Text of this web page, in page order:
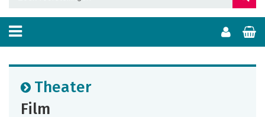
Theater
Film